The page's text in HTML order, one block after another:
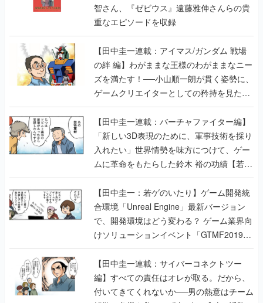
智さん、『ゼビウス』遠藤雅伸さんらの貴
重なエピソードを収録
【田中圭一連載：アイマス/ガンダム 戦場
の絆 編】わがままな王様のわがままなニー
ズを満たす！──小山順一朗が貫く姿勢に、
ゲームクリエイターとしての矜持を見た
【若ゲのいたり最終回】
【田中圭一連載：バーチャファイター編】
「新しい3D表現のために、軍事技術を採り
入れたい」世界情勢を味方につけて、ゲー
ムに革命をもたらした鈴木 裕の功績【若ゲ
のいたり】
【田中圭一：若ゲのいたり】ゲーム開発統
合環境「Unreal Engine」最新バージョン
で、開発環境はどう変わる？ ゲーム業界向
けソリューションイベント「GTMF2019」
に行って、より理解を深めよう【PR】
【田中圭一連載：サイバーコネクトツー
編】すべての責任はオレが取る。だから、
付いてきてくれないか──男の熱意はチーム